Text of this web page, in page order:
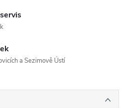
a Sezimově Ústí